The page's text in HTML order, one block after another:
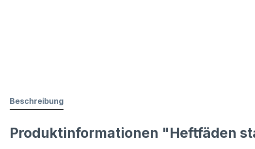
Beschreibung
Produktinformationen "Heftfäden